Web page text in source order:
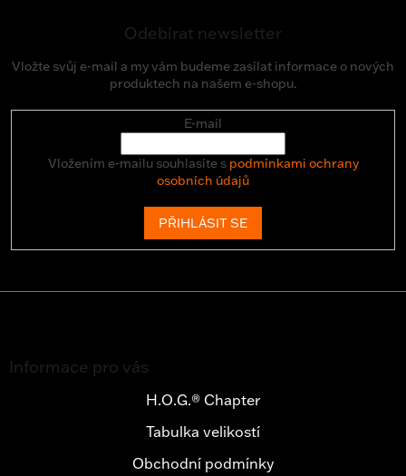
Odebírat newsletter
Vložte svůj e-mail a my vám budeme zasílat informace o nových
produktech na našem e-shopu.
E-mail
Vložením e-mailu souhlasíte s podmínkami ochrany
osobních údajů
PŘIHLÁSIT SE
Informace pro vás
H.O.G.® Chapter
Tabulka velikostí
Obchodní podmínky